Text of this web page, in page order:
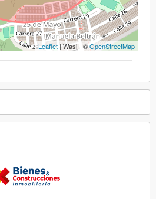
Leaflet | Wasi - ©OpenStreetMap